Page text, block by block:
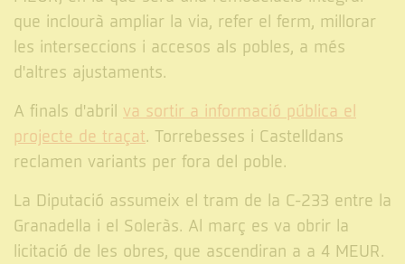
que inclourà ampliar la via, refer el ferm, millorar
les interseccions i accesos als pobles, a més
d'altres ajustaments.
A finals d'abril va sortir a informació pública el
projecte de traçat. Torrebesses i Castelldans
reclamen variants per fora del poble.
La Diputació assumeix el tram de la C-233 entre la
Granadella i el Soleràs. Al març es va obrir la
licitació de les obres, que ascendiran a a 4 MEUR.